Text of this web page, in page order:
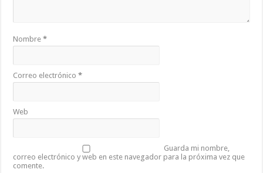
Nombre*
Correo electrónico*
Web
Guarda mi nombre,
correo electrónico y web en este navegador para la próxima vez que
comente.